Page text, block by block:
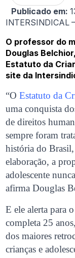
Publicado em:
INTERSINDICAL
O professor do
Douglas
Estatuto da
site da
“OEstatuto da
uma conquista
de direitos
sempre foram
história do Brasil,
elaboração, a
adolescente
afirma Douglas
E ele alerta para
completa 25
dos maiores
crianças e